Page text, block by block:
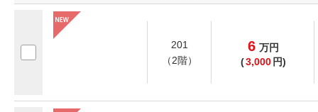
201
（2階）
6 万円
(3,000 円)